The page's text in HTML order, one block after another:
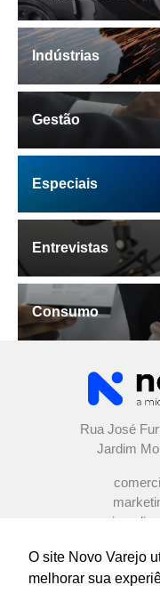
O site Novo Varejo
melhorar sua
Indústrias
Gestão
Especiais
Entrevistas
Consumo
Rua José
Jardim